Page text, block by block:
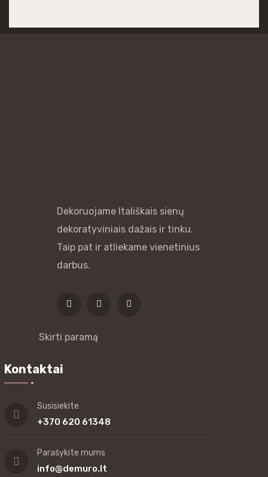
Dekoruojame Itališkais sienų
dekoratyviniais dažais ir tinku.
Taip pat ir atliekame vienetinius
darbus.
Skirti paramą
Kontaktai
Susisiekite
+370 620 61348
Parašykite mums
info@demuro.lt